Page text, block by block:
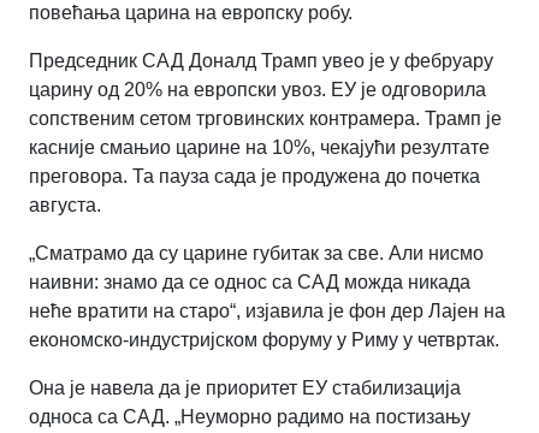
повећања царина на европску робу.
Председник САД Доналд Трамп увео је у фебруару
царину од 20% на европски увоз. ЕУ је одговорила
сопственим сетом трговинских контрамера. Трамп је
касније смањио царине на 10%, чекајући резултате
преговора. Та пауза сада је продужена до почетка
августа.
„Сматрамо да су царине губитак за све. Али нисмо
наивни: знамо да се однос са САД можда никада
неће вратити на старо“, изјавила је фон дер Лајен на
економско-индустријском форуму у Риму у четвртак.
Она је навела да је приоритет ЕУ стабилизација
односа са САД. „Неуморно радимо на постизању